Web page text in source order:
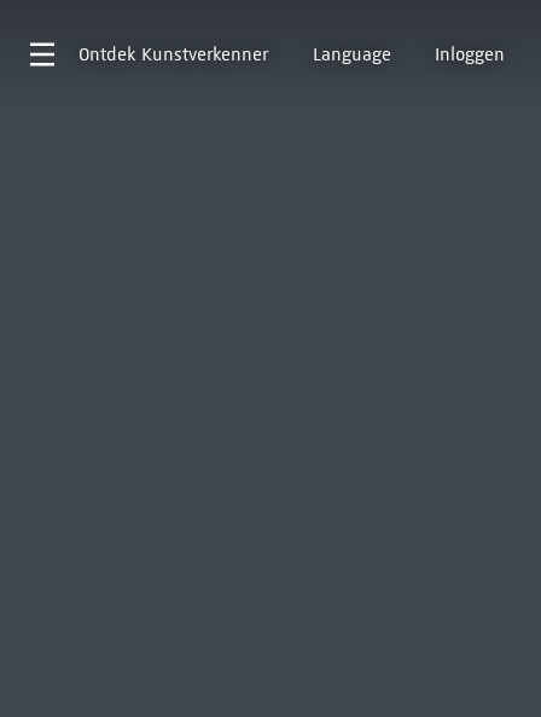
Ontdek Kunstverkenner Language Inloggen